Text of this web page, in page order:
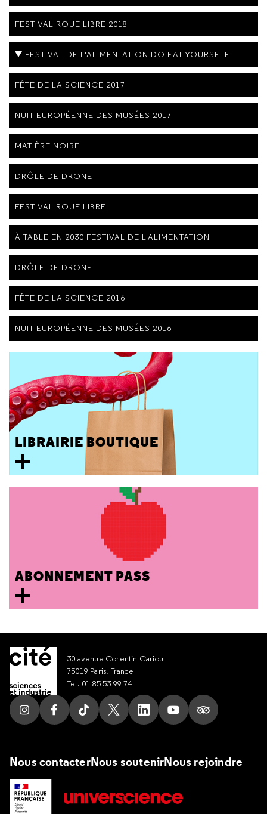
FESTIVAL ROUE LIBRE 2018
FESTIVAL DE L'ALIMENTATION DO EAT YOURSELF
FÊTE DE LA SCIENCE 2017
NUIT EUROPÉENNE DES MUSÉES 2017
MATIÈRE NOIRE
DRÔLE DE DRONE
FESTIVAL ROUE LIBRE
À TABLE EN 2030 FESTIVAL DE L'ALIMENTATION
DRÔLE DE DRONE
FÊTE DE LA SCIENCE 2016
NUIT EUROPÉENNE DES MUSÉES 2016
LIBRAIRIE BOUTIQUE
ABONNEMENT PASS
30 avenue Corentin Cariou
75019 Paris, France
Tel. 01 85 53 99 74
Suivez nous sur Instagram
Suivez nous sur Facebook
Suivez nous sur Tik Tok
Suivez nous sur X
Suivez nous sur LinkedIn
Suivez nous sur
Suivez nous
Nous contacterNous soutenirNous rejoindre